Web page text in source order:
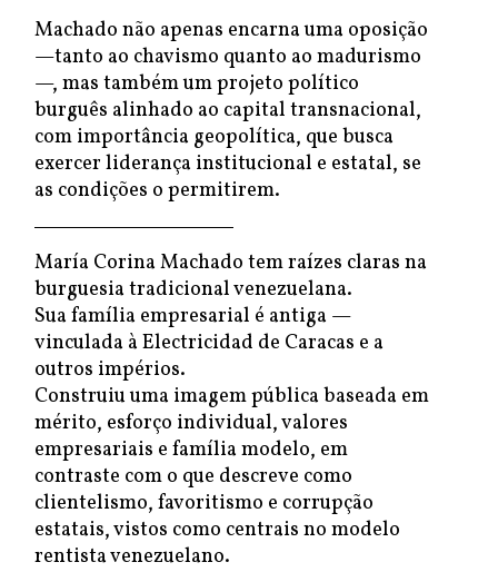
Machado não apenas encarna uma oposição
—tanto ao chavismo quanto ao madurismo
—, mas também um projeto político
burguês alinhado ao capital transnacional,
com importância geopolítica, que busca
exercer liderança institucional e estatal, se
as condições o permitirem.
María Corina Machado tem raízes claras na
burguesia tradicional venezuelana.
Sua família empresarial é antiga —
vinculada à Electricidad de Caracas e a
outros impérios.
Construiu uma imagem pública baseada em
mérito, esforço individual, valores
empresariais e família modelo, em
contraste com o que descreve como
clientelismo, favoritismo e corrupção
estatais, vistos como centrais no modelo
rentista venezuelano.